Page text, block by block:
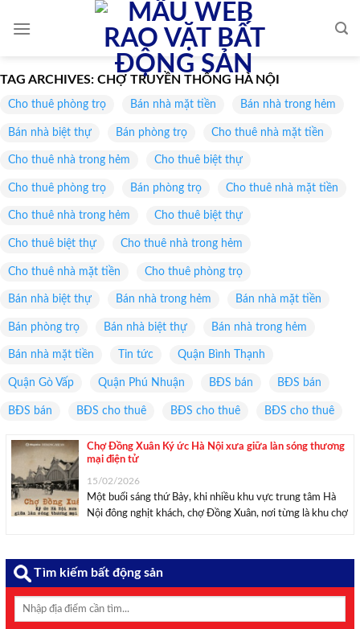
TAG ARCHIVES: CHỢ TRUYỀN THỐNG HÀ NỘI
Cho thuê phòng trọ Bán nhà mặt tiền Bán nhà trong hẻm
Bán nhà biệt thự Bán phòng trọ Cho thuê nhà mặt tiền
Cho thuê nhà trong hẻm Cho thuê biệt thự
Cho thuê phòng trọ Bán phòng trọ Cho thuê nhà mặt tiền
Cho thuê nhà trong hẻm Cho thuê biệt thự
Cho thuê biệt thự Cho thuê nhà trong hẻm
Cho thuê nhà mặt tiền Cho thuê phòng trọ
Bán nhà biệt thự Bán nhà trong hẻm Bán nhà mặt tiền
Bán phòng trọ Bán nhà biệt thự Bán nhà trong hẻm
Bán nhà mặt tiền Tin tức Quận Bình Thạnh
Quận Gò Vấp Quận Phú Nhuận BĐS bán BĐS bán
BĐS bán BĐS cho thuê BĐS cho thuê BĐS cho thuê
Chợ Đồng Xuân Ký ức Hà Nội xưa giữa làn sóng thương
mại điện tử
15/02/2026
Một buổi sáng thứ Bảy, khi nhiều khu vực trung tâm Hà
Nội đông nghịt khách, chợ Đồng Xuân, nơi từng là khu chợ
Tìm kiếm bất động sản